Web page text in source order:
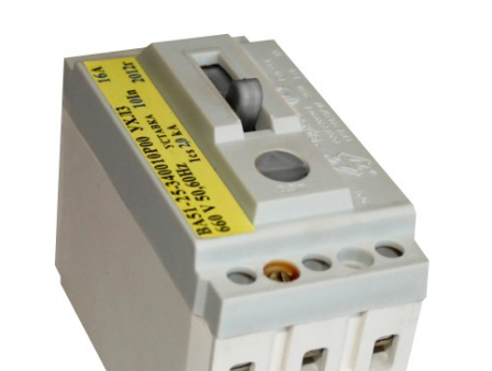
диэлектрические
Стремянки с
Стремянки с
опорой
Ширмы
РЗА (шторы)